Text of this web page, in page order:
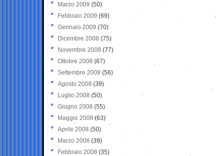
Marzo 2009 (50)
Febbraio 2009 (69)
Gennaio 2009 (70)
Dicembre 2008 (75)
Novembre 2008 (77)
Ottobre 2008 (67)
Settembre 2008 (56)
Agosto 2008 (39)
Luglio 2008 (50)
Giugno 2008 (55)
Maggio 2008(63)
Aprile 2008 (50)
Marzo 2008 (39)
Febbraio 2008 (35)